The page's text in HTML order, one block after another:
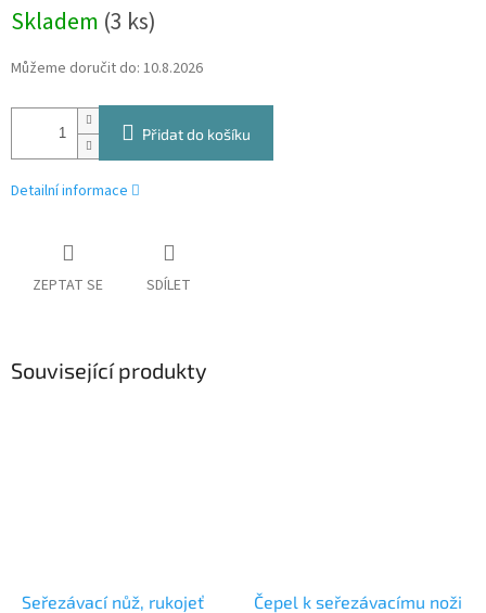
cena:
Skladem (3 ks)
Můžeme doručit do: 10.8.2026
Přidat do košíku
Detailní informace
ZEPTAT SE SDÍLET
Související produkty
Seřezávací nůž, rukojeť
Čepel k seřezávacímu noži